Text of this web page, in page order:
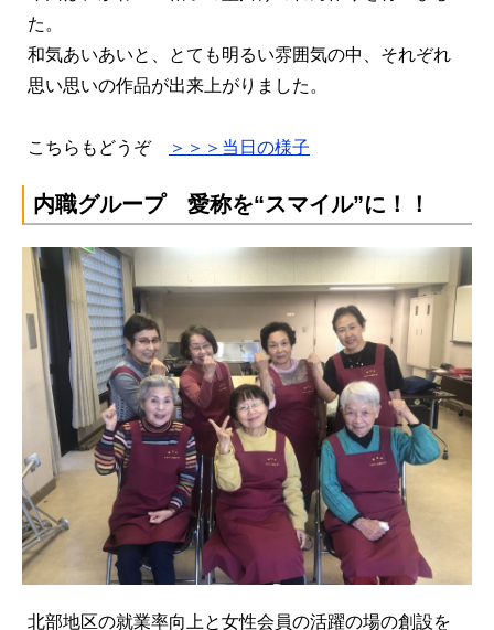
た。
和気あいあいと、とても明るい雰囲気の中、それぞれ
思い思いの作品が出来上がりました。
こちらもどうぞ ＞＞＞当日の様子
内職グループ 愛称を“スマイル”に！！
北部地区の就業率向上と女性会員の活躍の場の創設を